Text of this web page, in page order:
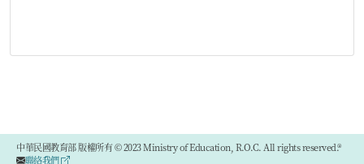
中華民國教育部 版權所有 © 2023 Ministry of Education, R.O.C. All rights reserved.®
聯絡我們